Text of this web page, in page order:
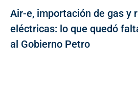
Air-e, importación de gas y
eléctricas: lo que quedó
al Gobierno Petro